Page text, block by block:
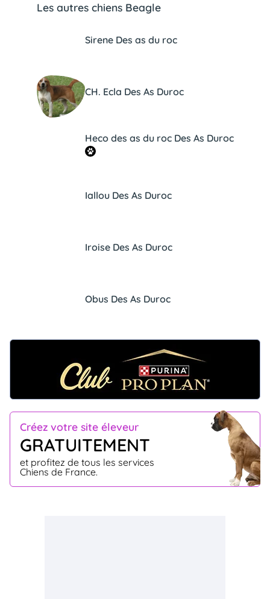
Créez votre site éleveur
GRATUITEMENT
et profitez de tous les services
Chiens de France.
Les autres chiens Beagle
Sirene Des as du roc
CH. Ecla Des As Duroc
Heco des as du roc Des As Duroc
Iallou Des As Duroc
Iroise Des As Duroc
Obus Des As Duroc